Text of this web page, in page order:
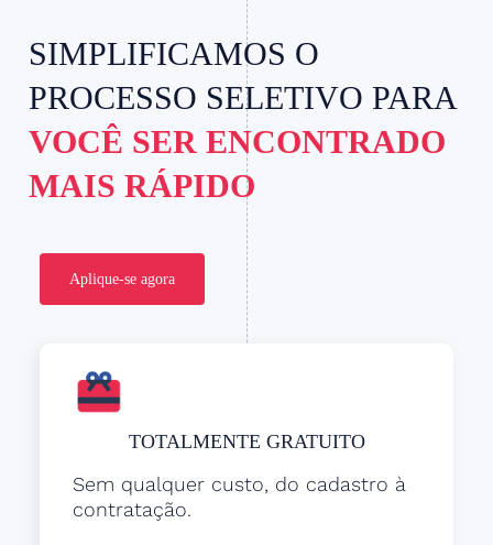
SIMPLIFICAMOS O
PROCESSO SELETIVO PARA
VOCÊ SER ENCONTRADO
MAIS RÁPIDO
Aplique-se agora
TOTALMENTE GRATUITO
Sem qualquer custo, do cadastro à
contratação.